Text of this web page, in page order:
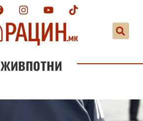
живпотни